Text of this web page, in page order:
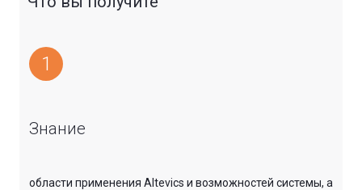
1
Знание
области применения Altevics и возможностей системы, а